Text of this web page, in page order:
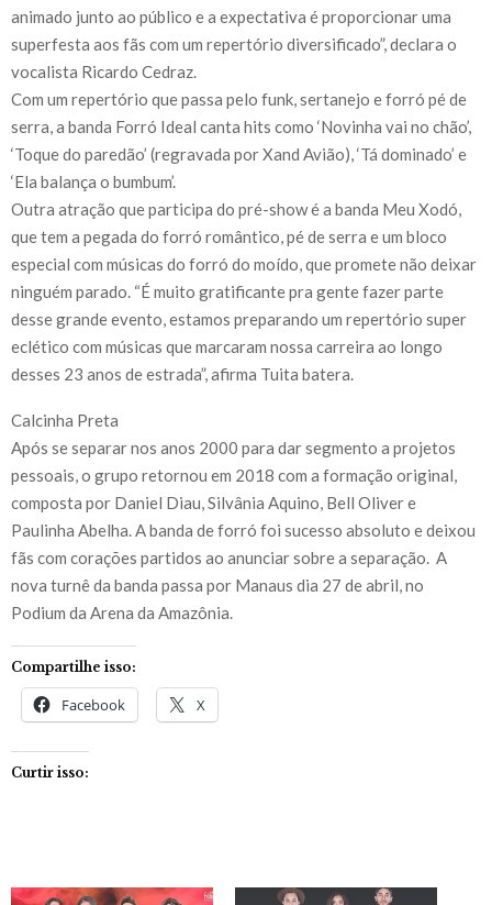
animado junto ao público e a expectativa é proporcionar uma
superfesta aos fãs com um repertório diversificado”, declara o
vocalista Ricardo Cedraz.
Com um repertório que passa pelo funk, sertanejo e forró pé de
serra, a banda Forró Ideal canta hits como ‘Novinha vai no chão’,
‘Toque do paredão’ (regravada por Xand Avião), ‘Tá dominado’ e
‘Ela balança o bumbum’.
Outra atração que participa do pré-show é a banda Meu Xodó,
que tem a pegada do forró romântico, pé de serra e um bloco
especial com músicas do forró do moído, que promete não deixar
ninguém parado. “É muito gratificante pra gente fazer parte
desse grande evento, estamos preparando um repertório super
eclético com músicas que marcaram nossa carreira ao longo
desses 23 anos de estrada”, afirma Tuita batera.
Calcinha Preta
Após se separar nos anos 2000 para dar segmento a projetos
pessoais, o grupo retornou em 2018 com a formação original,
composta por Daniel Diau, Silvânia Aquino, Bell Oliver e
Paulinha Abelha. A banda de forró foi sucesso absoluto e deixou
fãs com corações partidos ao anunciar sobre a separação. A
nova turnê da banda passa por Manaus dia 27 de abril, no
Podium da Arena da Amazônia.
Compartilhe isso:
Facebook X
Curtir isso: